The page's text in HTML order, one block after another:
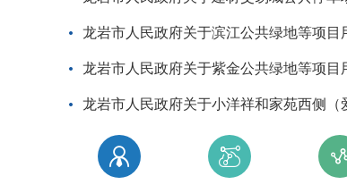
龙岩市人民政府关于滨江公共绿地等项目
龙岩市人民政府关于紫金公共绿地等项目
 